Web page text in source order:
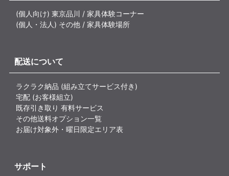
(個人向け) 東京品川 / 家具体験コーナー
(個人・法人) その他 / 家具体験場所
配送について
ラクラク納品 (組み立てサービス付き)
宅配 (お客様組立)
既存引き取り 有料サービス
その他送料オプション一覧
お届け対象外・曜日限定エリア表
サポート